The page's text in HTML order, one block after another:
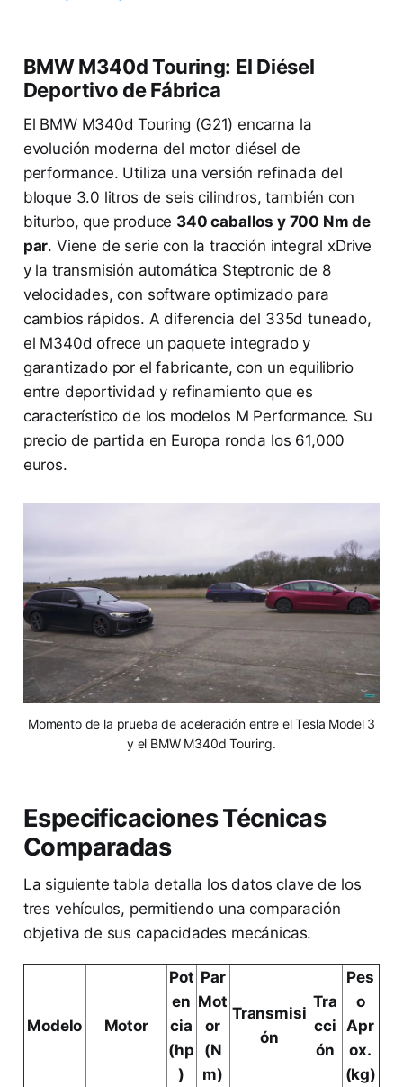
BMW M340d Touring: El Diésel
Deportivo de Fábrica
El BMW M340d Touring (G21) encarna la
evolución moderna del motor diésel de
performance. Utiliza una versión refinada del
bloque 3.0 litros de seis cilindros, también con
biturbo, que produce 340 caballos y 700 Nm de
par. Viene de serie con la tracción integral xDrive
y la transmisión automática Steptronic de 8
velocidades, con software optimizado para
cambios rápidos. A diferencia del 335d tuneado,
el M340d ofrece un paquete integrado y
garantizado por el fabricante, con un equilibrio
entre deportividad y refinamiento que es
característico de los modelos M Performance. Su
precio de partida en Europa ronda los 61,000
euros.
Momento de la prueba de aceleración entre el Tesla Model 3
y el BMW M340d Touring.
Especificaciones Técnicas
Comparadas
La siguiente tabla detalla los datos clave de los
tres vehículos, permitiendo una comparación
objetiva de sus capacidades mecánicas.
Modelo Motor
Pot
en
cia
(hp
)
Par
Mot
or
(N
m)
Transmisi
ón
Tra
cci
ón
Pes
o
Apr
ox.
(kg)